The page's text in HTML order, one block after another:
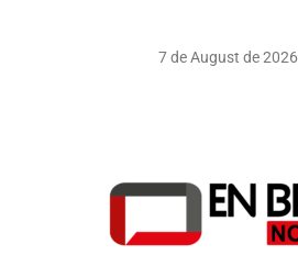
7 de August de 2026